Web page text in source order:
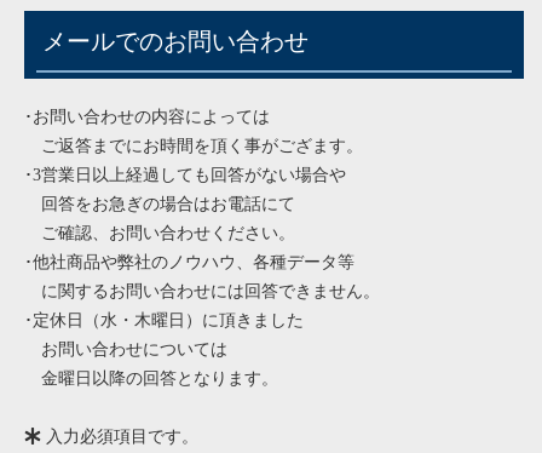
メールでのお問い合わせ
･お問い合わせの内容によっては
ご返答までにお時間を頂く事がござます。
･3営業日以上経過しても回答がない場合や
回答をお急ぎの場合はお電話にて
ご確認、お問い合わせください。
･他社商品や弊社のノウハウ、各種データ等
に関するお問い合わせには回答できません。
･定休日（水・木曜日）に頂きました
お問い合わせについては
金曜日以降の回答となります。
入力必須項目です。